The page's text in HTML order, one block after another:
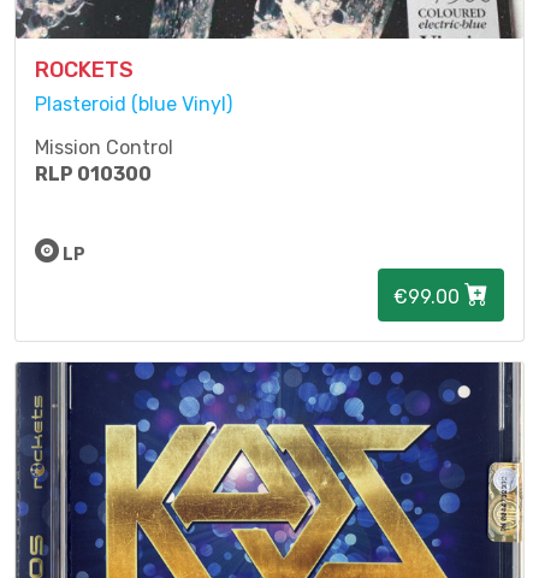
ROCKETS
Plasteroid (blue Vinyl)
Mission Control
RLP 010300
LP
€99.00